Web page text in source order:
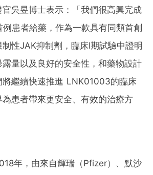
吳昱博士表示：「我們很高興完成
患者給藥，作為一款具有同類首創
性JAK抑制劑，臨床Ⅰ期試驗中證明
量以及良好的安全性，和藥物設計
將繼續快速推進 LNK01003的臨床
患者帶來更安全、有效的治療方
年，由來自輝瑞（Pfizer）、默沙